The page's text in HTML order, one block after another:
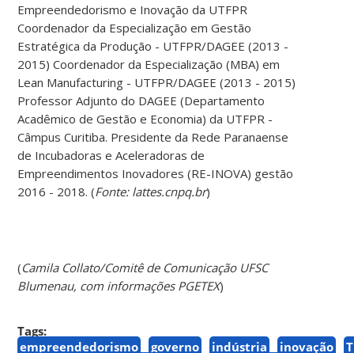
Empreendedorismo e Inovação da UTFPR
Coordenador da Especialização em Gestão
Estratégica da Produção - UTFPR/DAGEE (2013 -
2015) Coordenador da Especialização (MBA) em
Lean Manufacturing - UTFPR/DAGEE (2013 - 2015)
Professor Adjunto do DAGEE (Departamento
Acadêmico de Gestão e Economia) da UTFPR -
Câmpus Curitiba. Presidente da Rede Paranaense
de Incubadoras e Aceleradoras de
Empreendimentos Inovadores (RE-INOVA) gestão
2016 - 2018. (Fonte: lattes.cnpq.br)
(Camila Collato/Comitê de Comunicação UFSC
Blumenau, com informações PGETEX)
Tags:
empreendedorismo
governo indústria inovação